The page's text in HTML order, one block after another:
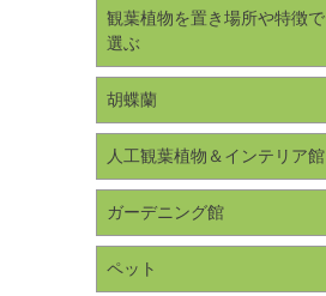
観葉植物を置き場所や特徴で
選ぶ
胡蝶蘭
人工観葉植物＆インテリア館
ガーデニング館
ペット